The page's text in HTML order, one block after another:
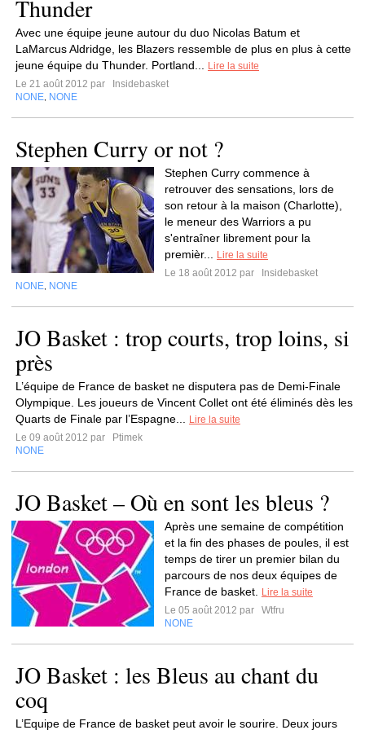
Thunder
Avec une équipe jeune autour du duo Nicolas Batum et
LaMarcus Aldridge, les Blazers ressemble de plus en plus à cette
jeune équipe du Thunder. Portland...
Lire la suite
Le 21 août 2012 par
Insidebasket
NONE NONE
Stephen Curry or not ?
Stephen Curry commence à
retrouver des sensations, lors de
son retour à la maison (Charlotte),
le meneur des Warriors a pu
s'entraîner librement pour la
premièr...
Lire la suite
Le 18 août 2012 par
Insidebasket
NONE NONE
JO Basket : trop courts, trop loins, si
près
L’équipe de France de basket ne disputera pas de Demi-Finale
Olympique. Les joueurs de Vincent Collet ont été éliminés dès les
Quarts de Finale par l’Espagne...
Lire la suite
Le 09 août 2012 par
Ptimek
NONE
JO Basket – Où en sont les bleus ?
Après une semaine de compétition
et la fin des phases de poules, il est
temps de tirer un premier bilan du
parcours de nos deux équipes de
France de basket.
Lire la suite
Le 05 août 2012 par
Wtfru
NONE
JO Basket : les Bleus au chant du
coq
L’Equipe de France de basket peut avoir le sourire. Deux jours